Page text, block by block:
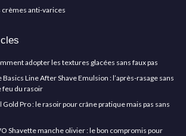
anti-varices
adopter les textures glacées sans faux pas
Line After Shave Emulsion : l’après-rasage sans
feu du rasoir
Gold Pro : le rasoir pour crâne pratique mais pas sans
Shavette manche olivier : le bon compromis pour